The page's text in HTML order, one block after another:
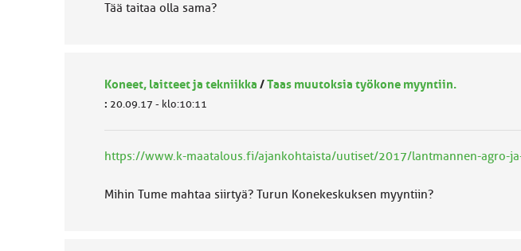
Tää taitaa olla sama?
Koneet, laitteet ja tekniikka /Taas muutoksia työkone myyntiin.
: 20.09.17 - klo:10:11
https://www.k-maatalous.fi/ajankohtaista/uutiset/2017/lantmannen-agro-
Mihin Tume mahtaa siirtyä? Turun Konekeskuksen myyntiin?